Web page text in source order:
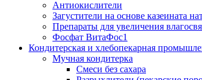
Антиокислители
Загустители на основе казеината
Препараты для увеличения
Фосфат ВитаФос1
Кондитерская и хлебопекарная
Мучная кондитерка
Смеси без сахара